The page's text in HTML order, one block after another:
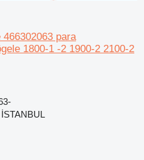
466302063 para
1800-1 -2 1900-2 2100-2